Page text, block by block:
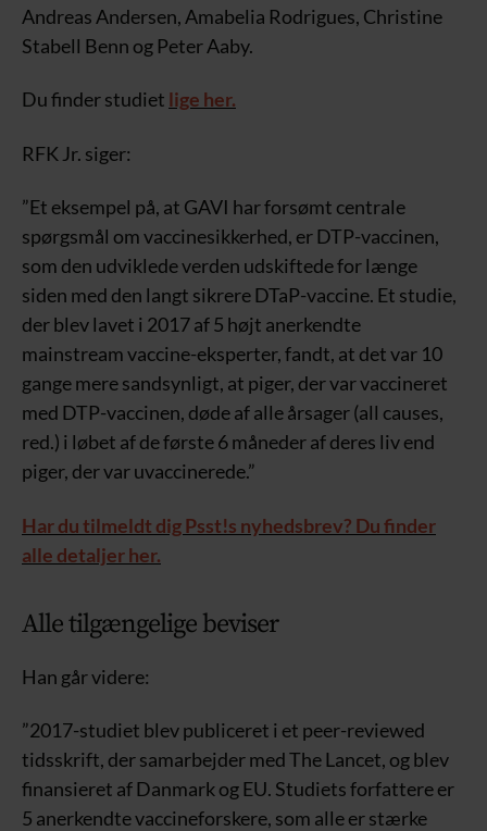
Andreas Andersen, Amabelia Rodrigues, Christine
Stabell Benn og Peter Aaby.
Du finder studiet lige her.
RFK Jr. siger:
”Et eksempel på, at GAVI har forsømt centrale
spørgsmål om vaccinesikkerhed, er DTP-vaccinen,
som den udviklede verden udskiftede for længe
siden med den langt sikrere DTaP-vaccine. Et studie,
der blev lavet i 2017 af 5 højt anerkendte
mainstream vaccine-eksperter, fandt, at det var 10
gange mere sandsynligt, at piger, der var vaccineret
med DTP-vaccinen, døde af alle årsager (all causes,
red.) i løbet af de første 6 måneder af deres liv end
piger, der var uvaccinerede.”
Har du tilmeldt dig Psst!s nyhedsbrev? Du finder
alle detaljer her.
Alle tilgængelige beviser
Han går videre:
”2017-studiet blev publiceret i et peer-reviewed
tidsskrift, der samarbejder med The Lancet, og blev
finansieret af Danmark og EU. Studiets forfattere er
5 anerkendte vaccineforskere, som alle er stærke